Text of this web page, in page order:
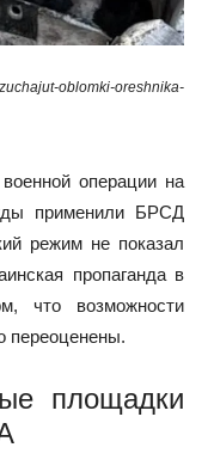
oblomki-oreshnika-
операции на
применили БРСД
режим не показал
пропаганда в
что возможности
переоценены.
площадки